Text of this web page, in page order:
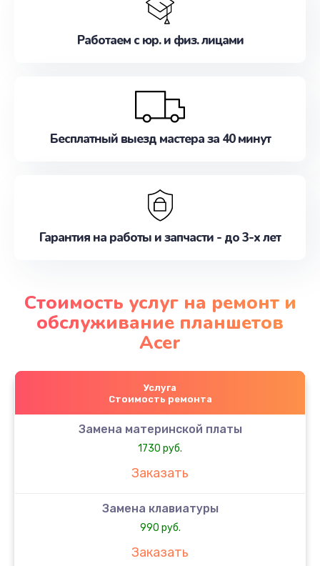
Работаем с юр. и физ. лицами
Бесплатный выезд мастера за 40 минут
Гарантия на работы и запчасти - до 3-х лет
Стоимость услуг на ремонт и
обслуживание планшетов
Acer
Услуга
Стоимость ремонта
Замена материнской платы
1730 руб.
Заказать
Замена клавиатуры
990 руб.
Заказать